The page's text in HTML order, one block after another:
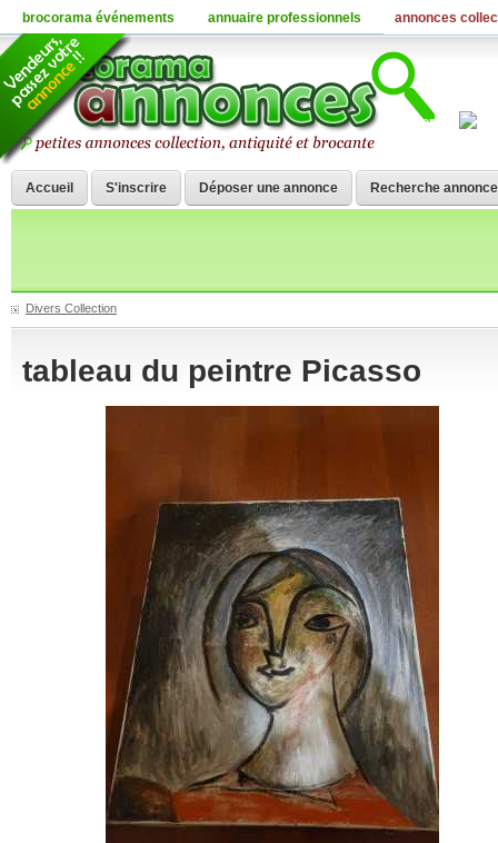
Accueil S'inscrire Déposer une annonce Recherche annonce
Divers Collection
tableau du peintre Picasso
brocorama événements annuaire professionnels annonces
Fermer